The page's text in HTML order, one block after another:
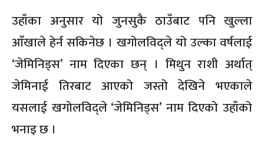
उहाँका अनुसार यो जुनसुकै ठाउँबाट पनि खुल्ला
आँखाले हेर्न सकिनेछ । खगोलविद्ले यो उल्का वर्षलाई
‘जेमिनिड्स’ नाम दिएका छन् । मिथुन राशी अर्थात्
जेमिनाई तिरबाट आएको जस्तो देखिने भएकाले
यसलाई खगोलविद्ले ‘जेमिनिड्स’ नाम दिएको उहाँको
भनाइ छ ।